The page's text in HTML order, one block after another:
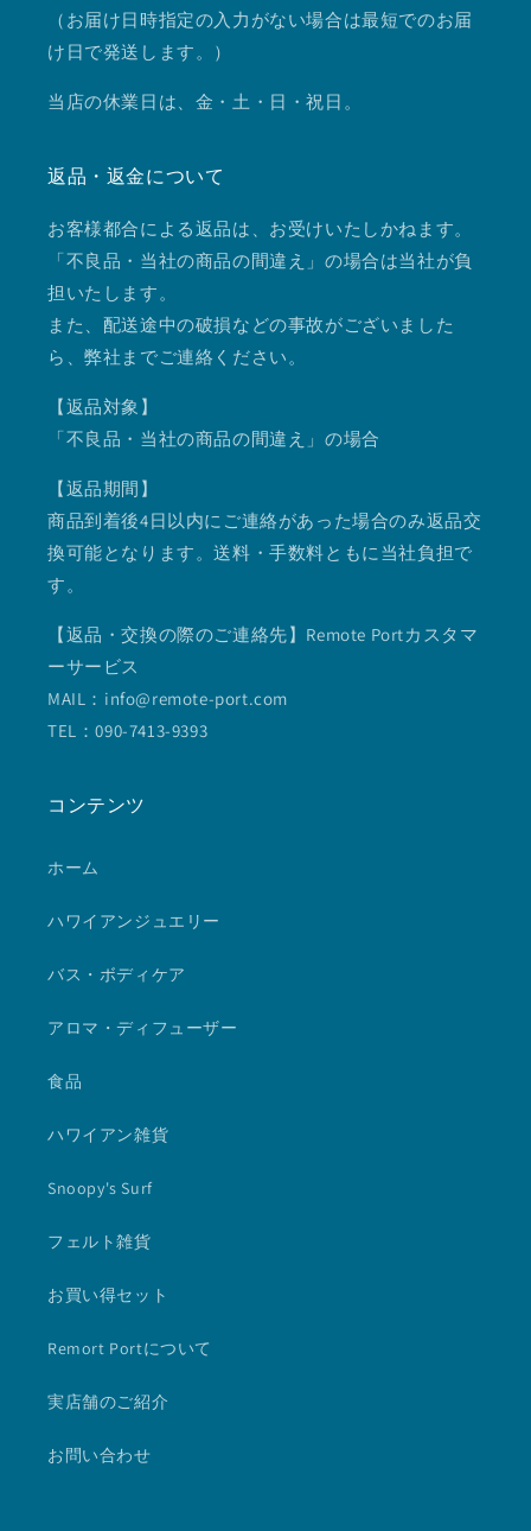
（お届け日時指定の入力がない場合は最短でのお届
け日で発送します。）
当店の休業日は、金・土・日・祝日。
返品・返金について
お客様都合による返品は、お受けいたしかねます。
「不良品・当社の商品の間違え」の場合は当社が負
担いたします。
また、配送途中の破損などの事故がございました
ら、弊社までご連絡ください。
【返品対象】
「不良品・当社の商品の間違え」の場合
【返品期間】
商品到着後4日以内にご連絡があった場合のみ返品交
換可能となります。送料・手数料ともに当社負担で
す。
【返品・交換の際のご連絡先】Remote Portカスタマ
ーサービス
MAIL：info@remote-port.com
TEL：090-7413-9393
コンテンツ
ホーム
ハワイアンジュエリー
バス・ボディケア
アロマ・ディフューザー
食品
ハワイアン雑貨
Snoopy's Surf
フェルト雑貨
お買い得セット
Remort Portについて
実店舗のご紹介
お問い合わせ